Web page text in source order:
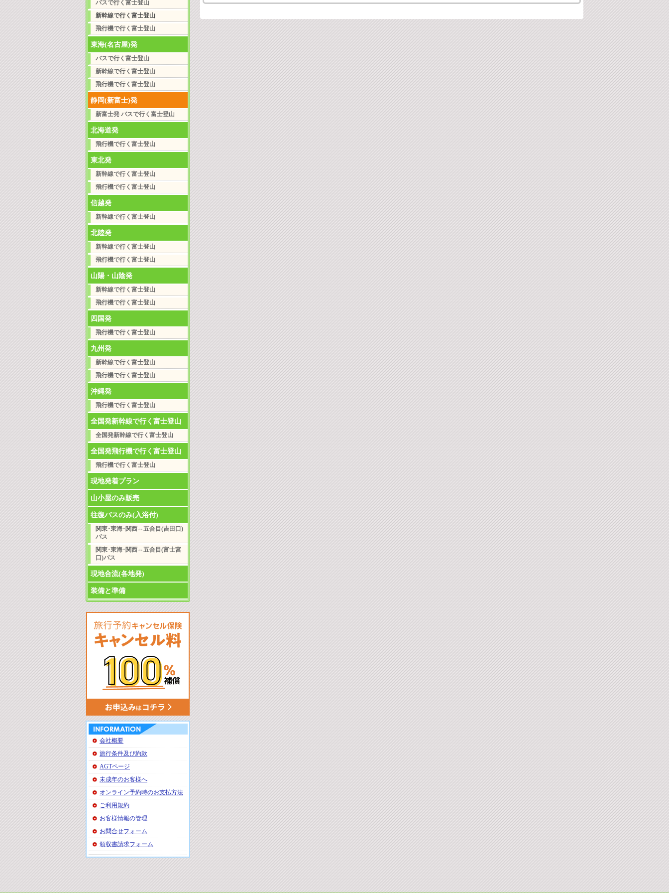
バスで行く富士登山
新幹線で行く富士登山
飛行機で行く富士登山
東海(名古屋)発
バスで行く富士登山
新幹線で行く富士登山
飛行機で行く富士登山
静岡(新富士)発
新富士発 バスで行く富士登山
北海道発
飛行機で行く富士登山
東北発
新幹線で行く富士登山
飛行機で行く富士登山
信越発
新幹線で行く富士登山
北陸発
新幹線で行く富士登山
飛行機で行く富士登山
山陽・山陰発
新幹線で行く富士登山
飛行機で行く富士登山
四国発
飛行機で行く富士登山
九州発
新幹線で行く富士登山
飛行機で行く富士登山
沖縄発
飛行機で行く富士登山
全国発新幹線で行く富士登山
全国発新幹線で行く富士登山
全国発飛行機で行く富士登山
飛行機で行く富士登山
現地発着プラン
山小屋のみ販売
往復バスのみ(入浴付)
関東･東海･関西⇔五合目(吉田口)
バス
関東･東海･関西⇔五合目(富士宮
口)バス
現地合流(各地発)
装備と準備
会社概要
旅行条件及び約款
AGTページ
未成年のお客様へ
オンライン予約時のお支払方法
ご利用規約
お客様情報の管理
お問合せフォーム
領収書請求フォーム